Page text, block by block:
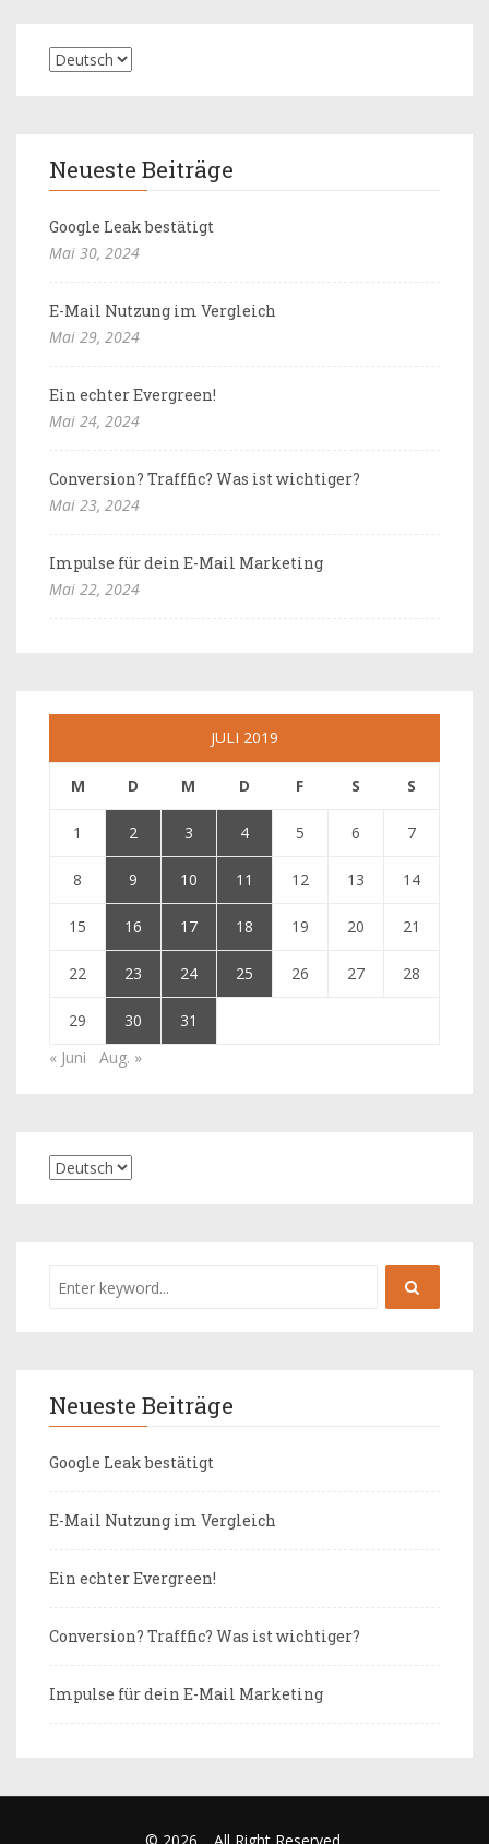
Neueste Beiträge
Google Leak bestätigt
Mai 30, 2024
E-Mail Nutzung im Vergleich
Mai 29, 2024
Ein echter Evergreen!
Mai 24, 2024
Conversion? Trafffic? Was ist wichtiger?
Mai 23, 2024
Impulse für dein E-Mail Marketing
Mai 22, 2024
JULI 2019
M D M D F S S
1 2 3 4 5 6 7
8 9 10 11 12 13 14
15 16 17 18 19 20 21
22 23 24 25 26 27 28
29 30
31
« Juni
Aug. »
Neueste Beiträge
Google Leak bestätigt
E-Mail Nutzung im Vergleich
Ein echter Evergreen!
Conversion? Trafffic? Was ist wichtiger?
Impulse für dein E-Mail Marketing